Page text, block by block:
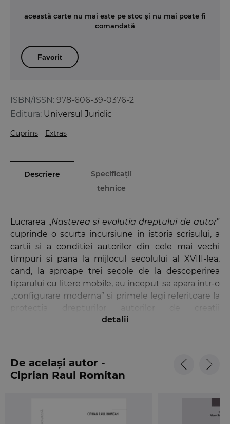
ISBN/ISSN: 978-606-39-0376-2
Editura: Universul Juridic
Cuprins Extras
această carte nu mai este pe stoc și nu mai poate fi
comandată
Favorit
Descriere
Specificații
tehnice
Lucrarea „Nasterea si evolutia dreptului de autor”
cuprinde o scurta incursiune in istoria scrisului, a
cartii si a conditiei autorilor din cele mai vechi
timpuri si pana la mijlocul secolului al XVIII-lea,
cand, la aproape trei secole de la descoperirea
tiparului cu litere mobile, au inceput sa apara intr-o
„configurare moderna” si primele legi referitoare la
cele laice, cat si cele religioase, si-au dat seama ca,
odata cu inventarea acestuia si aparitia pe piata a
multor carti, le va fi din ce in ce mai greu sa
ingradeasca libertatea de expresie a maselor largi
de oameni. Prin urmare, autoritatile statului au
detalii
De același autor -
Ciprian Raul Romitan